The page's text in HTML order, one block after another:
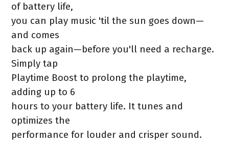
of battery life,
you can play music 'til the sun goes down—
and comes
back up again—before you'll need a recharge.
Simply tap
Playtime Boost to prolong the playtime,
adding up to 6
hours to your battery life. It tunes and
optimizes the
performance for louder and crisper sound.